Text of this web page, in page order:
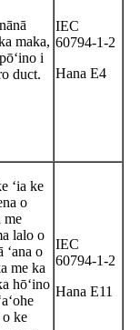
maka,
i
duct.
IEC
60794-1-2
Hana E4
ʻia ke
o
me
lalo o
ʻana o
me ka
hōʻino
o ke
IEC
60794-1-2
Hana E11